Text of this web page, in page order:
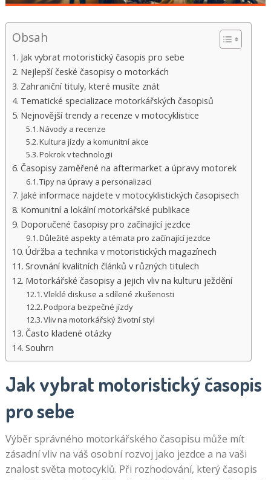
Obsah
Jak vybrat motoristický časopis pro sebe
Nejlepší české časopisy o motorkách
Zahraniční tituly, které musíte znát
Tematické specializace motorkářských časopisů
Nejnovější trendy a recenze v motocyklistice
Návody a recenze
Kultura jízdy a komunitní akce
Pokrok v technologii
Časopisy zaměřené na aftermarket a úpravy motorek
Tipy na úpravy a personalizaci
Jaké informace najdete v motocyklistických časopisech
Komunitní a lokální motorkářské publikace
Doporučené časopisy pro začínající jezdce
Důležité aspekty a témata pro začínající jezdce
Údržba a technika v motoristických magazínech
Srovnání kvalitních článků v různých titulech
Motorkářské časopisy a jejich vliv na kulturu ježdění
Vleklé diskuse a sdílené zkušenosti
Podpora bezpečné jízdy
Vliv na motorkářský životní styl
Často kladené otázky
Souhrn
Jak vybrat motoristický časopis
pro sebe
Výběr správného motorkářského časopisu může mít
zásadní vliv na váš osobní rozvoj jako jezdce a na vaši
znalost světa motocyklů. Při rozhodování, který časopis